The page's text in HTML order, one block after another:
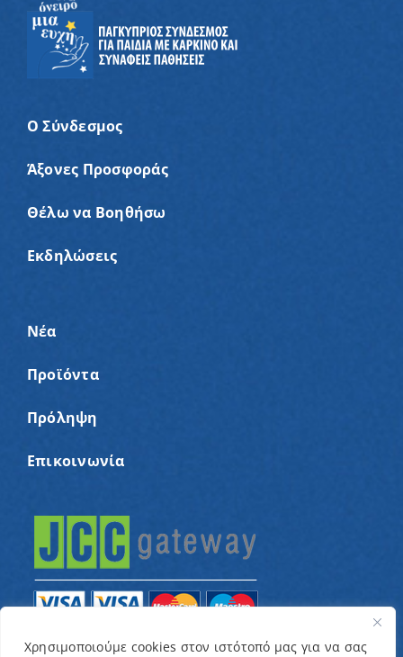
Χρησιμοποιούμε cookies στον ιστότοπό μας για να σας
Ο Σύνδεσμος
Άξονες Προσφοράς
Θέλω να Βοηθήσω
Εκδηλώσεις
Νέα
Προϊόντα
Πρόληψη
Επικοινωνία